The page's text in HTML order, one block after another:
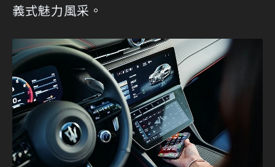
義式魅力風采。